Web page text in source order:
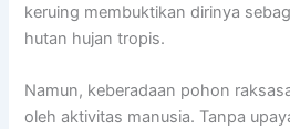
keruing membuktikan dirinya
hutan hujan tropis.
Namun, keberadaan pohon
oleh aktivitas manusia. Tanpa